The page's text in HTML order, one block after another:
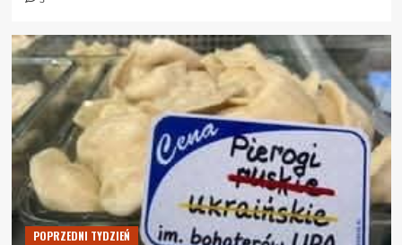
POPRZEDNI TYDZIEŃ